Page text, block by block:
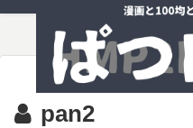
pan2